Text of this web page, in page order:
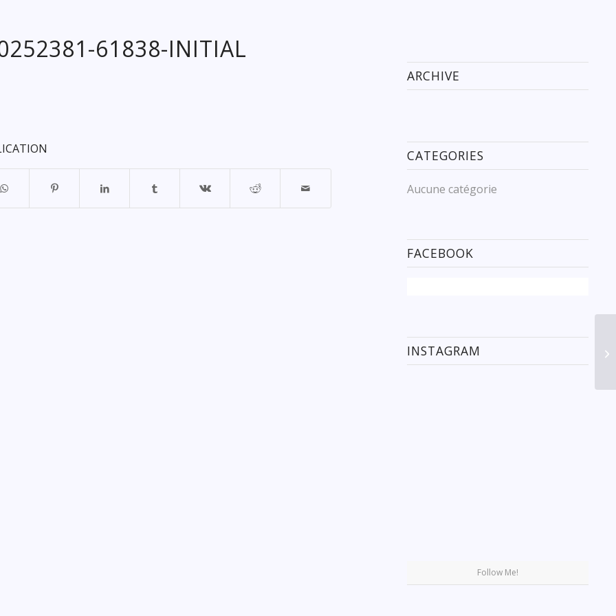
61838-INITIAL
ARCHIVE
CATEGORIES
Aucune catégorie
FACEBOOK
INSTAGRAM
Follow Me!